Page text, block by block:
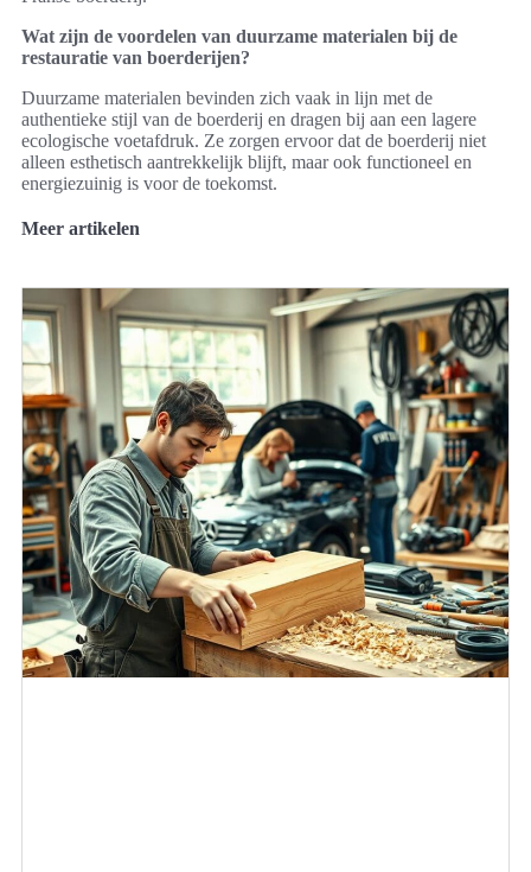
Wat zijn de voordelen van duurzame materialen bij de
restauratie van boerderijen?
Duurzame materialen bevinden zich vaak in lijn met de
authentieke stijl van de boerderij en dragen bij aan een lagere
ecologische voetafdruk. Ze zorgen ervoor dat de boerderij niet
alleen esthetisch aantrekkelijk blijft, maar ook functioneel en
energiezuinig is voor de toekomst.
Meer artikelen